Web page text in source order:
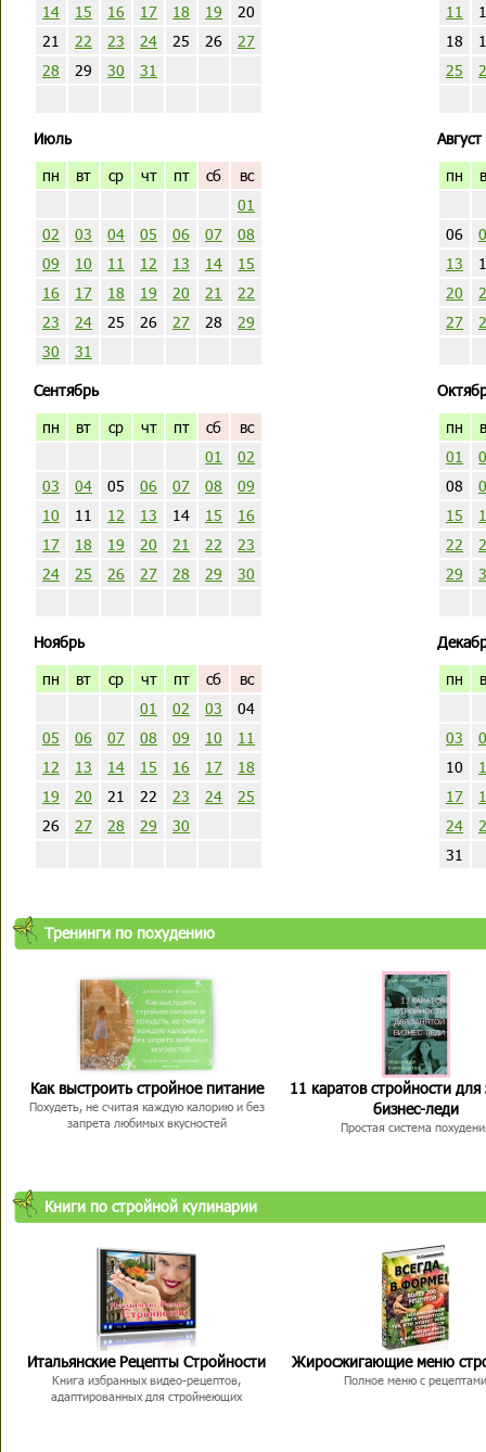
14
15 16 17 18 19
20
21
22 23 24 25 26
27
28
29 30 31
11
18
25
Июль
пн
вт ср чт пт сб
вс
01
02
03 04 05 06 07
08
09
10 11 12 13 14
15
16
17 18 19 20 21
22
23
24 25 26 27 28
29
30
31
Август
пн
06
13
20
27
Сентябрь
пн
вт ср чт пт сб
вс
01
02
03
04 05 06 07 08
09
10
11 12 13 14 15
16
17
18 19 20 21 22
23
24
25 26 27 28 29 30
пн
01
08
15
22
29
Ноябрь
пн
вт ср чт пт сб
вс
01
02 03
04
05
06 07 08 09 10
11
12
13 14 15 16 17
18
19
20 21 22 23 24
25
26
27 28 29 30
пн
03
10
17
24
31
Тренинги по похудению
Как выстроить стройное питание
Похудеть, не считая каждую калорию и без
запрета любимых вкусностей
11 каратов стройности для
бизнес-леди
Простая система
Книги по стройной кулинарии
Итальянские Рецепты Стройности
Книга избранных видео-рецептов,
адаптированных для стройнеющих
Жиросжигающие меню
Полное меню с рецептами